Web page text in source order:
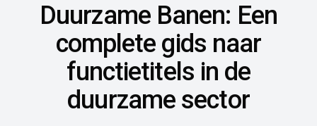
Duurzame Banen: Een
complete gids naar
functietitels in de
duurzame sector